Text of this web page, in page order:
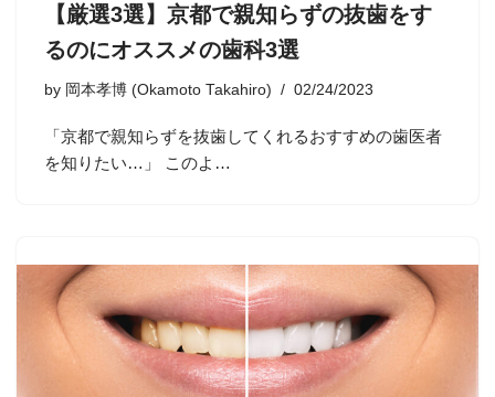
【厳選3選】京都で親知らずの抜歯をす
るのにオススメの歯科3選
by 岡本孝博 (Okamoto Takahiro) 02/24/2023
「京都で親知らずを抜歯してくれるおすすめの歯医者
を知りたい…」 このよ…